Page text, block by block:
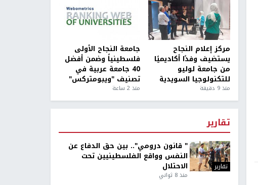
مركز إعلام النجاح
يستضيف وفدًا أكاديميًا
من جامعة لوليو
للتكنولوجيا السويدية
منذ 9 دقيقة
جامعة النجاح الأولى
فلسطينياً وضمن أفضل
40 جامعة عربية في
تصنيف "ويبومتركس"
منذ 2 ساعة
تقارير
تقارير
" قانون درومي".. بين حق الدفاع عن
النفس وواقع الفلسطينيين تحت
الاحتلال
منذ 8 ثواني